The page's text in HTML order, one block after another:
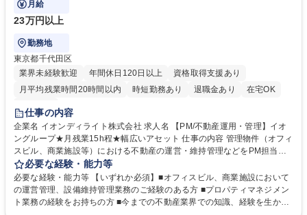
月給
23万円以上
勤務地
東京都千代田区
業界未経験歓迎
年間休日120日以上
資格取得支援あり
月平均残業時間20時間以内
時短勤務あり 退職金あり
在宅OK
服装自由
仕事の内容
企業名 イオンディライト株式会社 求人名 【PM/不動産運用・管理】イオ
ングループ★月残業15h程★幅広いアセット 仕事の内容 管理物件（オフィ
スビル、商業施設等）における不動産の運営・維持管理などをPM担当と
して業務全般をご担当いただきます。 【具体的な業務内容】レポート作
成、入退去対応、入金管理、契約・更新・解約手続き、修繕工事の提案、
テナント対応など ★私たちはオフィスビルから大型商業施設まで多様な物
件のプロパティマネジメントを手がけています。不動産業界で専門性を高
必要な経験・能力等
必要な経験・能力等 【いずれか必須】■オフィスビル、商業施設において
の運営管理、設備維持管理業務のご経験のある方 ■プロパティマネジメン
ト業務の経験をお持ちの方 ■今までの不動産業界での知識、経験を生かし